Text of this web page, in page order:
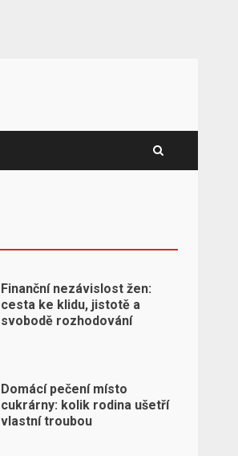
Finanční nezávislost žen:
cesta ke klidu, jistotě a
svobodě rozhodování
Domácí pečení místo
cukrárny: kolik rodina ušetří
vlastní troubou